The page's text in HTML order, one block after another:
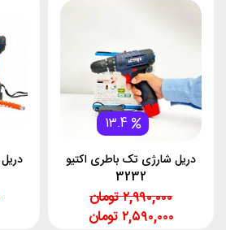
13.4
دریل شارژی تک باطری اکتیو
3232
تومان۲,۹۹۰,۰۰۰
تومان۲,۵۹۰,۰۰۰